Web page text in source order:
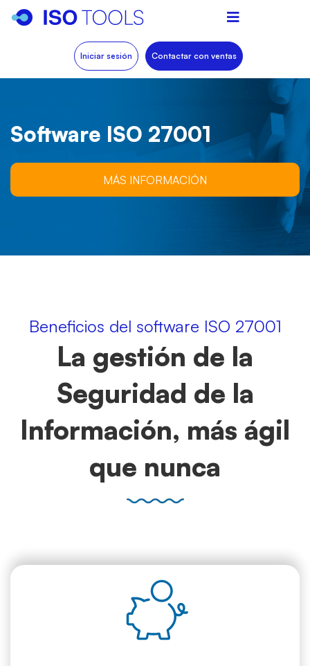
Iniciar sesión Contactar con ventas
Software ISO 27001
MÁS INFORMACIÓN
Beneficios del software ISO 27001
La gestión de la
Seguridad de la
Información, más ágil
que nunca